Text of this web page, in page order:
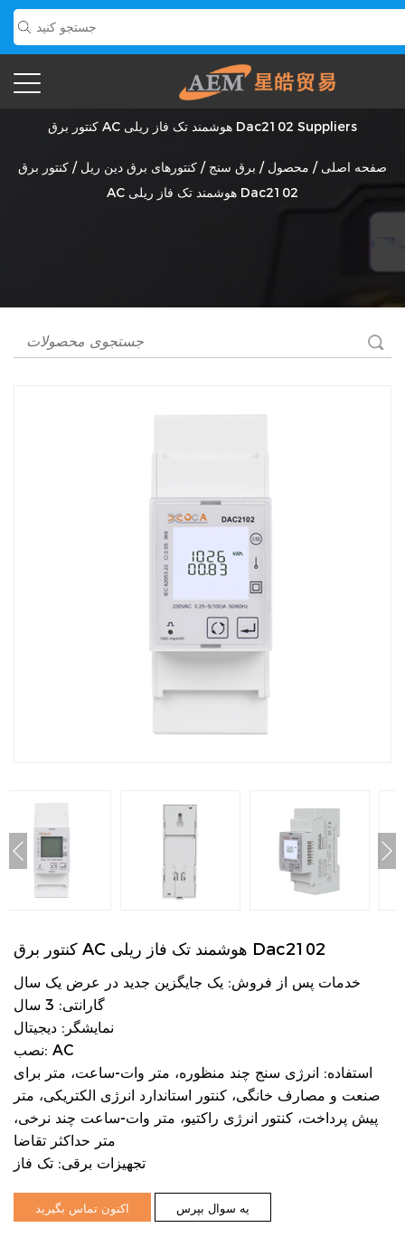
کنتور برق AC هوشمند تک فاز ریلی Dac2102 Suppliers
صفحه اصلی / محصول / برق سنج / کنتورهای برق دین ریل / کنتور برق
AC هوشمند تک فاز ریلی Dac2102
کنتور برق AC هوشمند تک فاز ریلی Dac2102
خدمات پس از فروش: یک جایگزین جدید در عرض یک سال
گارانتی: 3 سال
نمایشگر: دیجیتال
نصب: AC
استفاده: انرژی سنج چند منظوره، متر وات-ساعت، متر برای
صنعت و مصارف خانگی، کنتور استاندارد انرژی الکتریکی، متر
پیش پرداخت، کنتور انرژی راکتیو، متر وات-ساعت چند نرخی،
متر حداکثر تقاضا
تجهیزات برقی: تک فاز
اکنون تماس بگیرید یه سوال بپرس